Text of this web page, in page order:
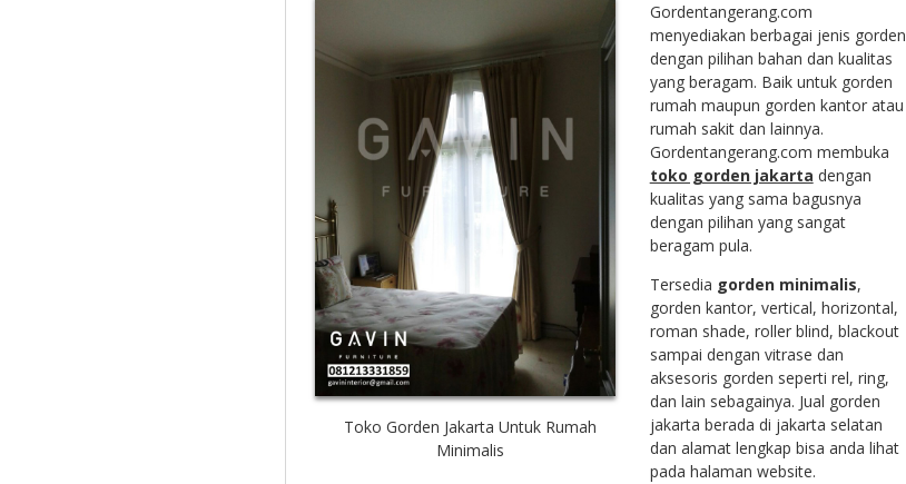
Toko Gorden Jakarta Untuk Rumah
Minimalis
Gordentangerang.com
menyediakan berbagai jenis gorden
dengan pilihan bahan dan kualitas
yang beragam. Baik untuk gorden
rumah maupun gorden kantor atau
rumah sakit dan lainnya.
Gordentangerang.com membuka
toko gorden jakarta dengan
kualitas yang sama bagusnya
dengan pilihan yang sangat
beragam pula.
Tersedia gorden minimalis,
gorden kantor, vertical, horizontal,
roman shade, roller blind, blackout
sampai dengan vitrase dan
aksesoris gorden seperti rel, ring,
dan lain sebagainya. Jual gorden
jakarta berada di jakarta selatan
dan alamat lengkap bisa anda lihat
pada halaman website.